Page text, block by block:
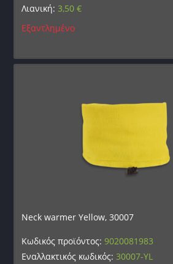
Λιανική: 3,50€
Εξαντλημένο
Neck warmer Yellow, 30007
Κωδικός προϊόντος:9020081983
Εναλλακτικός κωδικός: 30007-YL